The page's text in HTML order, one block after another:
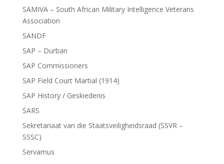
SAMIVA – South African Military Intelligence Veterans
Association
SANDF
SAP – Durban
SAP Commissioners
SAP Field Court Martial (1914)
SAP History / Geskiedenis
SARS
Sekretariaat van die Staatsveiligheidsraad (SSVR –
SSSC)
Servamus